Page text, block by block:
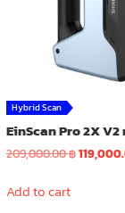
Hybrid Scan
EinScan Pro 2X V2
209,000.00฿Original
Add to cart